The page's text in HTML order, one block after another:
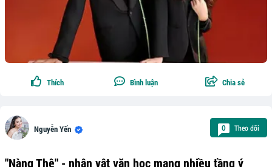
Thích Bình luận Chia sẻ
Nguyễn Yến 0 Theo dõi
"Nàng Thê" - nhân vật văn học mang nhiều tầng ý